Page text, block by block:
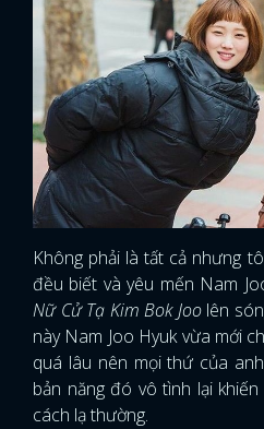
Không phải là tất cả nhưng
đều biết và yêu mến Nam
Nữ Cử Tạ Kim Bok Joo lên
này Nam Joo Hyuk vừa mới
quá lâu nên mọi thứ của
bản năng đó vô tình lại
cách lạ thường.